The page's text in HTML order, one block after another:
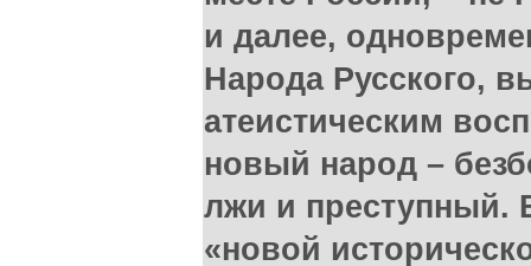
и далее,
Народа Русского,
атеистическим
новый народ –
лжи и преступный.
«новой